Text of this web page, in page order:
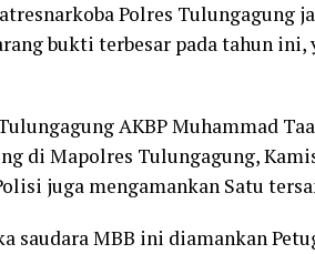
Polres Tulungagung
bukti terbesar pada tahun
AKBP Muhammad
di Mapolres Tulungagung,
juga mengamankan Satu
saudara MBB ini diamankan